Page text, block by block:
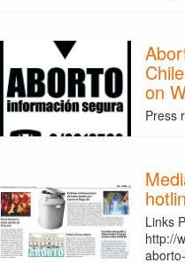
on
Press
Links
http://